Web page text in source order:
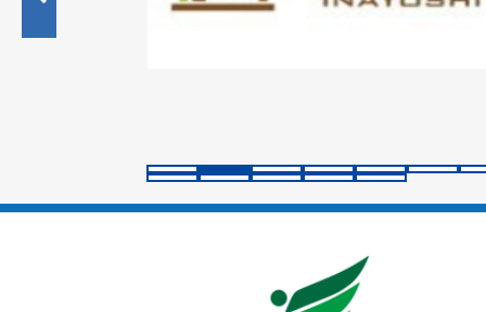
ラ
イ